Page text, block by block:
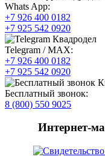
Whats App:
+7 926 400 0182
+7 925 542 0920
Telegram / MAX:
+7 926 400 0182
+7 925 542 0920
Бесплатный звонок:
8 (800) 550 9025
Интернет-